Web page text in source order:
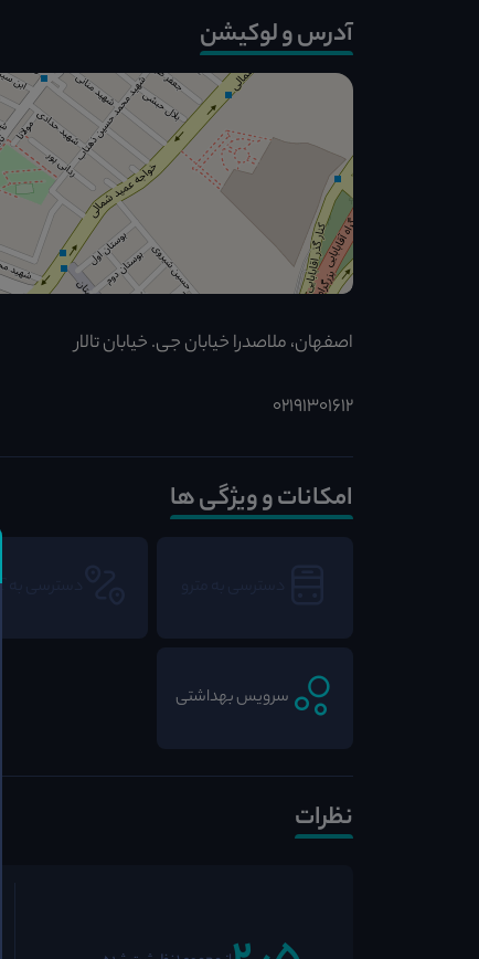
آدرس و لوکیشن
اصفهان، ملاصدرا خیابان جی. خیابان تالار
02191301612
امکانات و ویژگی ها
سرویس بهداشتی
نظرات